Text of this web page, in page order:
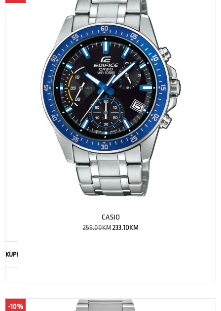
CASIO
259.00KM 233.10KM
KUPI
-10%